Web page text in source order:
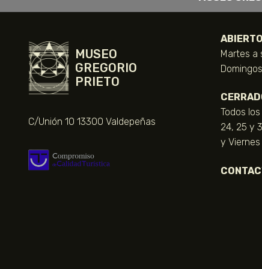
MUSEO
GREGORIO
PRIETO
C/Unión 10 13300 Valdepeñas
ABIERTO
Martes a
Todos
24, 25 y
y